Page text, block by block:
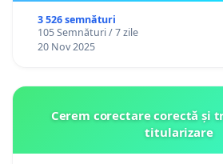
3 526 semnături
105 Semnături / 7 zile
20 Nov 2025
Cerem corectare corectă și
titularizare